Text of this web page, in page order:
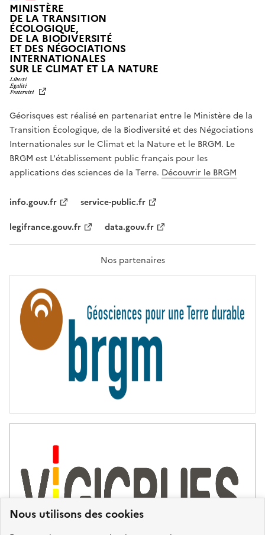
Nous utilisons des cookies
MINISTÈRE
DE LA TRANSITION
ÉCOLOGIQUE,
DE LA BIODIVERSITÉ
ET DES NÉGOCIATIONS
INTERNATIONALES
SUR LE CLIMAT ET LA NATUREL
T
É
,
É
G
A
L
F
A
T
R
T
É
Géorisques est réalisé en partenariat entre le Ministère de la
Transition Écologique, de la Biodiversité et des Négociations
Internationales sur le Climat et la Nature et le BRGM. Le
BRGM est L'établissement public français pour les
applications des sciences de la Terre. Découvrir le BRGM
info.gouv.fr
service-public.fr
legifrance.gouv.fr
data.gouv.fr
Nos partenaires